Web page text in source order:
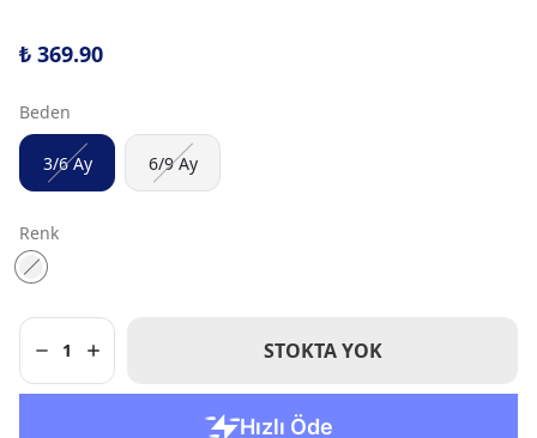
₺ 369.90
Beden
3/6 Ay 6/9 Ay
Renk
1 STOKTA YOK